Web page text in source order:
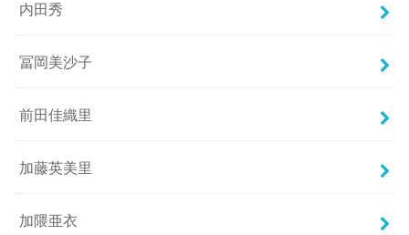
内田秀
冨岡美沙子
前田佳織里
加藤英美里
加隈亜衣